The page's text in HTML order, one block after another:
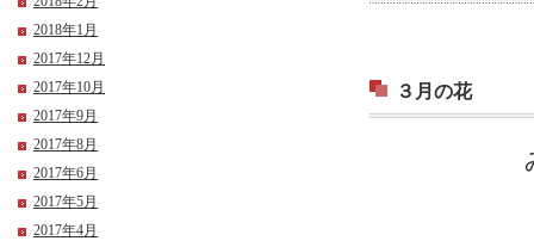
３月の花
みなさ
2018年1月
2017年12月
2017年10月
2017年9月
2017年8月
2017年6月
2017年5月
2017年4月